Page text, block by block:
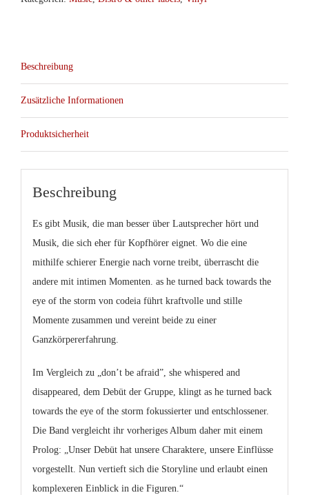
Towards
The
Eye
Menge
Beschreibung
Zusätzliche Informationen
Produktsicherheit
Beschreibung
Es gibt Musik, die man besser über Lautsprecher hört und
Musik, die sich eher für Kopfhörer eignet. Wo die eine
mithilfe schierer Energie nach vorne treibt, überrascht die
andere mit intimen Momenten. as he turned back towards the
eye of the storm von codeia führt kraftvolle und stille
Momente zusammen und vereint beide zu einer
Ganzkörpererfahrung.
Im Vergleich zu „don’t be afraid”, she whispered and
disappeared, dem Debüt der Gruppe, klingt as he turned back
towards the eye of the storm fokussierter und entschlossener.
Die Band vergleicht ihr vorheriges Album daher mit einem
Prolog: „Unser Debüt hat unsere Charaktere, unsere Einflüsse
vorgestellt. Nun vertieft sich die Storyline und erlaubt einen
komplexeren Einblick in die Figuren.“